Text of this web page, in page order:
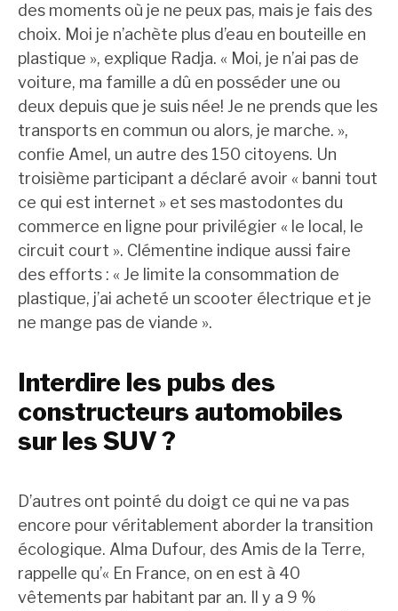
des moments où je ne peux pas, mais je fais des
choix. Moi je n’achète plus d’eau en bouteille en
plastique », explique Radja. « Moi, je n’ai pas de
voiture, ma famille a dû en posséder une ou
deux depuis que je suis née! Je ne prends que les
transports en commun ou alors, je marche. »,
confie Amel, un autre des 150 citoyens. Un
troisième participant a déclaré avoir « banni tout
ce qui est internet » et ses mastodontes du
commerce en ligne pour privilégier « le local, le
circuit court ». Clémentine indique aussi faire
des efforts : « Je limite la consommation de
plastique, j’ai acheté un scooter électrique et je
ne mange pas de viande ».
Interdire les pubs des
constructeurs automobiles
sur les SUV ?
D’autres ont pointé du doigt ce qui ne va pas
encore pour véritablement aborder la transition
écologique. Alma Dufour, des Amis de la Terre,
rappelle qu’« En France, on en est à 40
vêtements par habitant par an. Il y a 9 %